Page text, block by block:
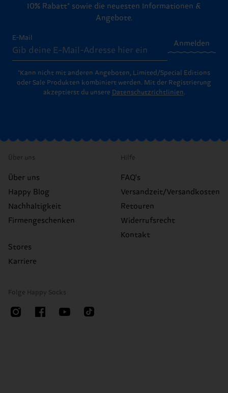
10% Rabatt* sowie die neuesten Informationen &
Angebote.
E-Mail
Anmelden
*Kann nicht mit anderen Angeboten, Limited/Special Editions
oder Sale Produkten kombiniert werden. Mit der Registrierung
akzeptierst du unsere Datenschutzrichtlinien.
Über uns
Über uns
Happy Blog
Nachhaltigkeit
Firmengeschenken
Stores
Karriere
Hilfe
FAQ's
Versandzeit/Versandkosten
Retouren
Widerrufsrecht
Kontakt
Folge Happy Socks